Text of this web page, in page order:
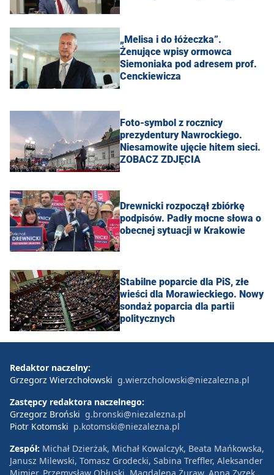
„Melisa i do łóżeczka”.
Żenujące wpisy ormowca
Siemoniaka pod adresem prof.
Cenckiewicza
Foto-symbol z rocznicy
prezydentury Nawrockiego.
Niesamowite ujęcie hitem sieci.
ZOBACZ ZDJĘCIA
Drewnicki rozpoczął zbiórkę
podpisów. Padły mocne słowa o
obecnej sytuacji w Krakowie
Stabilne poparcie dla PiS, złe
wieści dla Morawieckiego. Nowy
sondaż poparcia dla partii
politycznych
Redaktor naczelny:
Grzegorz Wierzchołowski g.wierzcholowski@niezalezna.pl
Zastępcy redaktora naczelnego:
Grzegorz Broński g.bronski@niezalezna.pl
Piotr Kotomski p.kotomski@niezalezna.pl
Zespół: Michał Dzierżak, Michał Kowalczyk, Beata Mańkowska,
Janusz Milewski, Tomasz Grodecki, Sabina Treffler, Aleksander